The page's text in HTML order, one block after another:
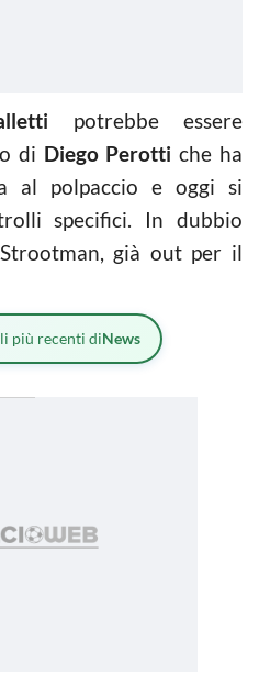
potrebbe essere
di Diego Perotti che ha
al polpaccio e oggi si
specifici. In dubbio
già out per il
più recenti diNews